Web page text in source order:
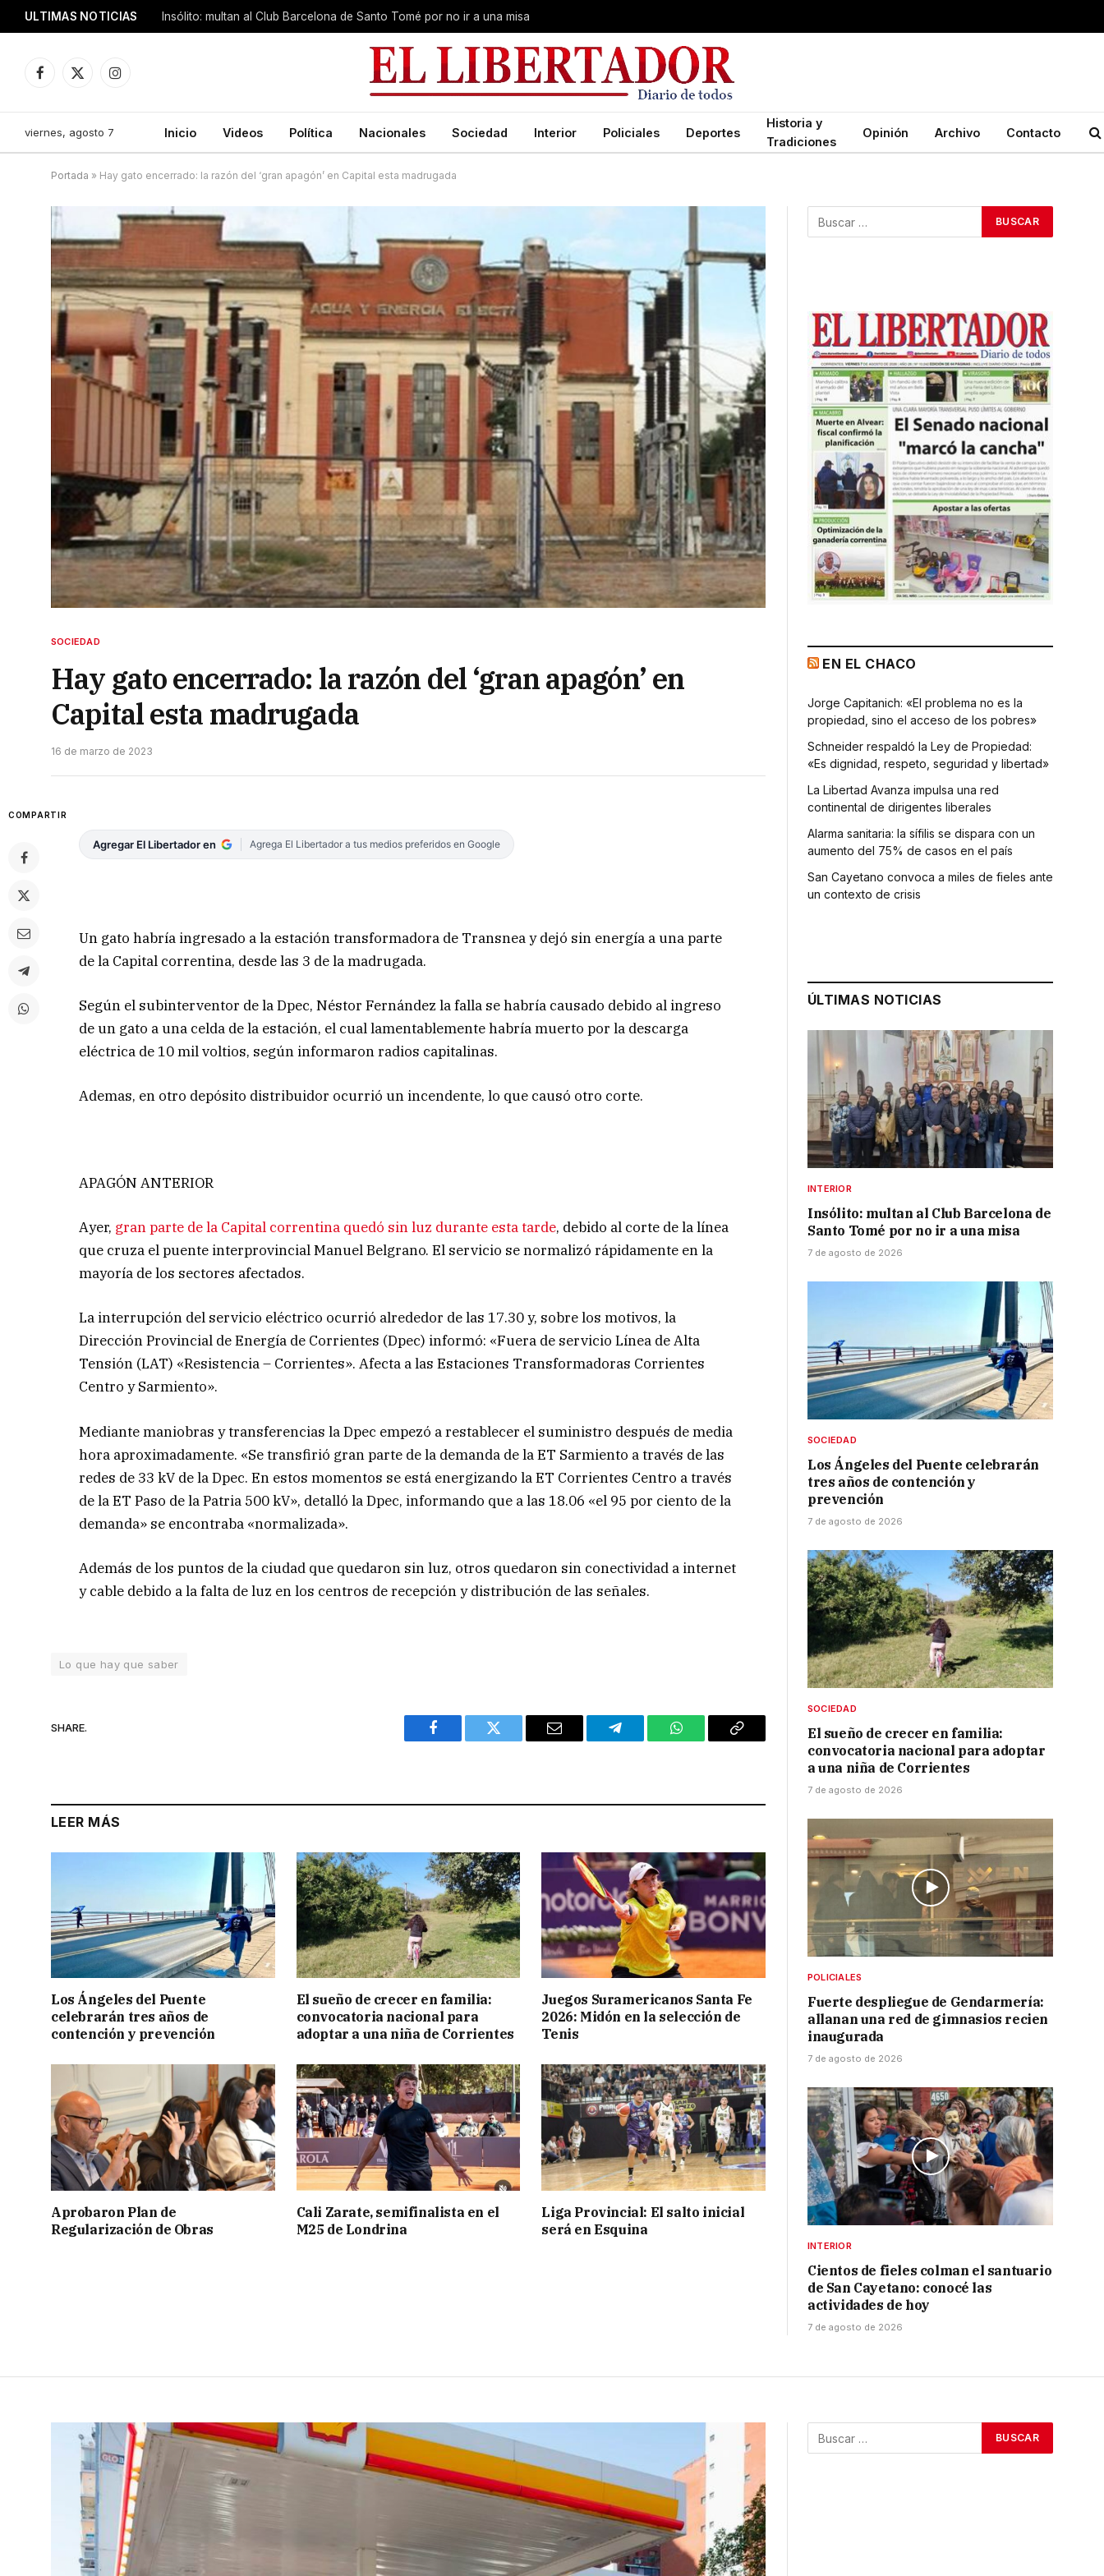
ULTIMAS NOTICIAS Insólito: multan al Club Barcelona de Santo Tomé por no ir a una misa
Facebook
X
Instagram
viernes, agosto 7 Inicio Videos Política Nacionales Sociedad Interior Policiales Deportes
Historia y
Tradiciones
Opinión Archivo Contacto
Portada » Hay gato encerrado: la razón del ‘gran apagón’ en Capital esta madrugada
SOCIEDAD
Hay gato encerrado: la razón del ‘gran apagón’ en
Capital esta madrugada
16 de marzo de 2023
COMPARTIR
Agregar El Libertador en Agrega El Libertador a tus medios preferidos en Google
Un gato habría ingresado a la estación transformadora de Transnea y dejó sin energía a una parte
de la Capital correntina, desde las 3 de la madrugada.
Según el subinterventor de la Dpec, Néstor Fernández la falla se habría causado debido al ingreso
de un gato a una celda de la estación, el cual lamentablemente habría muerto por la descarga
eléctrica de 10 mil voltios, según informaron radios capitalinas.
Ademas, en otro depósito distribuidor ocurrió un incendente, lo que causó otro corte.
APAGÓN ANTERIOR
Ayer, gran parte de la Capital correntina quedó sin luz durante esta tarde, debido al corte de la línea
que cruza el puente interprovincial Manuel Belgrano. El servicio se normalizó rápidamente en la
mayoría de los sectores afectados.
La interrupción del servicio eléctrico ocurrió alrededor de las 17.30 y, sobre los motivos, la
Dirección Provincial de Energía de Corrientes (Dpec) informó: «Fuera de servicio Línea de Alta
Tensión (LAT) «Resistencia – Corrientes». Afecta a las Estaciones Transformadoras Corrientes
Centro y Sarmiento».
Mediante maniobras y transferencias la Dpec empezó a restablecer el suministro después de media
hora aproximadamente. «Se transfirió gran parte de la demanda de la ET Sarmiento a través de las
redes de 33 kV de la Dpec. En estos momentos se está energizando la ET Corrientes Centro a través
de la ET Paso de la Patria 500 kV», detalló la Dpec, informando que a las 18.06 «el 95 por ciento de la
demanda» se encontraba «normalizada».
Además de los puntos de la ciudad que quedaron sin luz, otros quedaron sin conectividad a internet
y cable debido a la falta de luz en los centros de recepción y distribución de las señales.
Lo que hay que saber
SHARE.
Facebook Twitter Email Telegram WhatsAppCopy
LEER MÁS
Los Ángeles del Puente
celebrarán tres años de
contención y prevención
El sueño de crecer en familia:
convocatoria nacional para
adoptar a una niña de Corrientes
Juegos Suramericanos Santa Fe
2026: Midón en la selección de
Tenis
Aprobaron Plan de
Regularización de Obras
Cali Zarate, semifinalista en el
M25 de Londrina
Liga Provincial: El salto inicial
será en Esquina
EN EL CHACO
Jorge Capitanich: «El problema no es la
propiedad, sino el acceso de los pobres»
Schneider respaldó la Ley de Propiedad:
«Es dignidad, respeto, seguridad y libertad»
La Libertad Avanza impulsa una red
continental de dirigentes liberales
Alarma sanitaria: la sífilis se dispara con un
aumento del 75% de casos en el país
San Cayetano convoca a miles de fieles ante
un contexto de crisis
ÚLTIMAS NOTICIAS
INTERIOR
Insólito: multan al Club Barcelona de
Santo Tomé por no ir a una misa
7 de agosto de 2026
SOCIEDAD
Los Ángeles del Puente celebrarán
tres años de contención y
prevención
7 de agosto de 2026
SOCIEDAD
El sueño de crecer en familia:
convocatoria nacional para adoptar
a una niña de Corrientes
7 de agosto de 2026
POLICIALES
Fuerte despliegue de Gendarmería:
allanan una red de gimnasios recien
inaugurada
7 de agosto de 2026
INTERIOR
Cientos de fieles colman el santuario
de San Cayetano: conocé las
actividades de hoy
7 de agosto de 2026